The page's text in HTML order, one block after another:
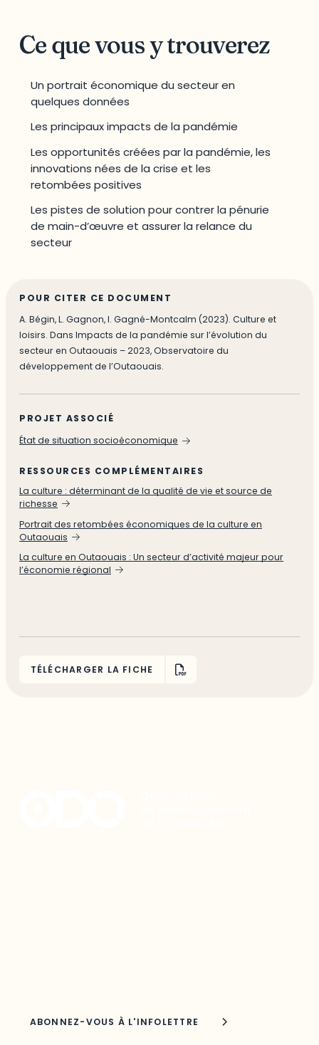
Ce que vous y trouverez
Un portrait économique du secteur en
quelques données
Les principaux impacts de la pandémie
Les opportunités créées par la pandémie, les
innovations nées de la crise et les
retombées positives
Les pistes de solution pour contrer la pénurie
de main-d’œuvre et assurer la relance du
secteur
POUR CITER CE DOCUMENT
A. Bégin, L. Gagnon, I. Gagné-Montcalm (2023). Culture et
loisirs. Dans Impacts de la pandémie sur l’évolution du
secteur en Outaouais – 2023, Observatoire du
développement de l’Outaouais.
PROJET ASSOCIÉ
État de situation socioéconomique
RESSOURCES COMPLÉMENTAIRES
La culture : déterminant de la qualité de vie et source de
richesse
Portrait des retombées économiques de la culture en
Outaouais
La culture en Outaouais : Un secteur d’activité majeur pour
l’économie régional
TÉLÉCHARGER LA FICHE